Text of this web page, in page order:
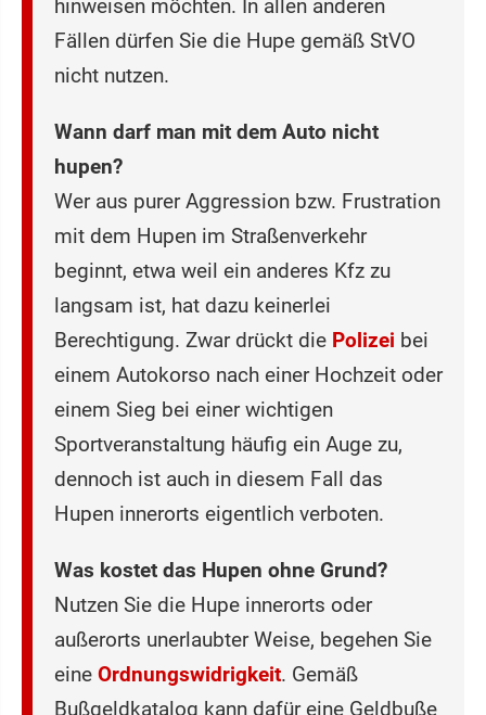
hinweisen möchten. In allen anderen
Fällen dürfen Sie die Hupe gemäß StVO
nicht nutzen.
Wann darf man mit dem Auto nicht
hupen?
Wer aus purer Aggression bzw. Frustration
mit dem Hupen im Straßenverkehr
beginnt, etwa weil ein anderes Kfz zu
langsam ist, hat dazu keinerlei
Berechtigung. Zwar drückt die Polizei bei
einem Autokorso nach einer Hochzeit oder
einem Sieg bei einer wichtigen
Sportveranstaltung häufig ein Auge zu,
dennoch ist auch in diesem Fall das
Hupen innerorts eigentlich verboten.
Was kostet das Hupen ohne Grund?
Nutzen Sie die Hupe innerorts oder
außerorts unerlaubter Weise, begehen Sie
eine Ordnungswidrigkeit. Gemäß
Bußgeldkatalog kann dafür eine Geldbuße